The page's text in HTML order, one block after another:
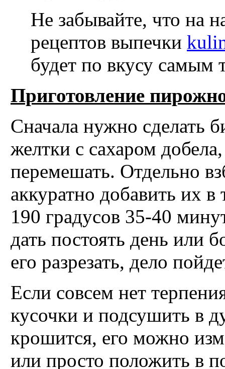
Не забывайте, что на
рецептов выпечки
будет по вкусу самым
Приготовление
Сначала нужно сделать
желтки с сахаром
перемешать. Отдельно
аккуратно добавить их в
190 градусов 35-40
дать постоять день или
его разрезать, дело
Если совсем нет
кусочки и подсушить в
крошится, его можно
или просто положить в